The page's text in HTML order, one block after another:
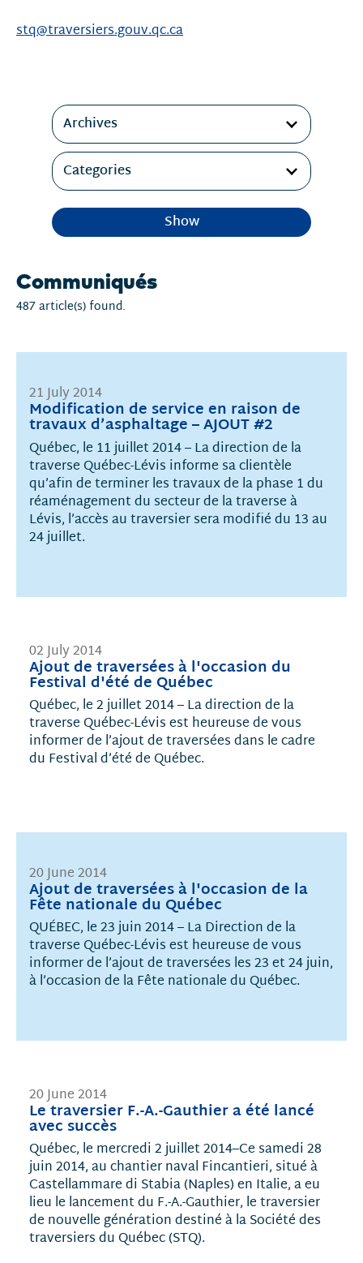
stq@traversiers.gouv.qc.ca
Filtres
Archives
Categories
Show
Communiqués
487 article(s) found.
Modification de service en raison de
travaux d’asphaltage – AJOUT #2
21 July 2014
Québec, le 11 juillet 2014 – La direction de la
traverse Québec-Lévis informe sa clientèle
qu’afin de terminer les travaux de la phase 1 du
réaménagement du secteur de la traverse à
Lévis, l’accès au traversier sera modifié du 13 au
24 juillet.
Ajout de traversées à l'occasion du
Festival d'été de Québec
02 July 2014
Québec, le 2 juillet 2014 – La direction de la
traverse Québec-Lévis est heureuse de vous
informer de l’ajout de traversées dans le cadre
du Festival d’été de Québec.
Ajout de traversées à l'occasion de la
Fête nationale du Québec
20 June 2014
QUÉBEC, le 23 juin 2014 – La Direction de la
traverse Québec-Lévis est heureuse de vous
informer de l’ajout de traversées les 23 et 24 juin,
à l’occasion de la Fête nationale du Québec.
Le traversier F.-A.-Gauthier a été lancé
avec succès
20 June 2014
Québec, le mercredi 2 juillet 2014–Ce samedi 28
juin 2014, au chantier naval Fincantieri, situé à
Castellammare di Stabia (Naples) en Italie, a eu
lieu le lancement du F.-A.-Gauthier, le traversier
de nouvelle génération destiné à la Société des
traversiers du Québec (STQ).